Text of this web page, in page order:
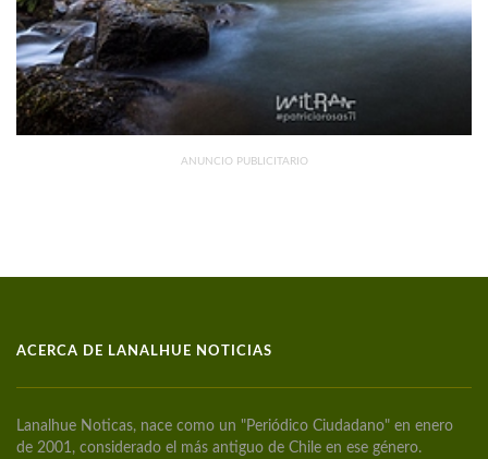
ANUNCIO PUBLICITARIO
ACERCA DE LANALHUE NOTICIAS
Lanalhue Noticas, nace como un "Periódico Ciudadano" en enero
de 2001, considerado el más antiguo de Chile en ese género.